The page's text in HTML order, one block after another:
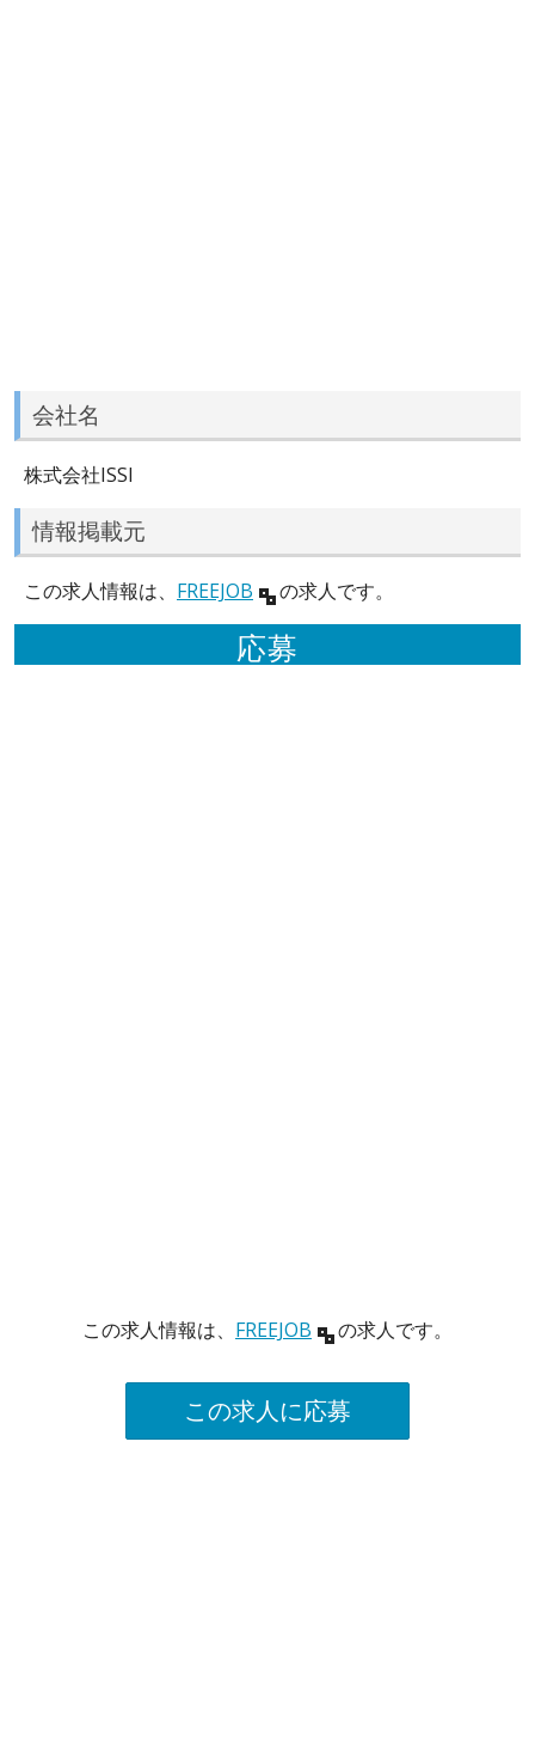
会社名
株式会社ISSI
情報掲載元
この求人情報は、 FREEJOB の求人です。
応募
この求人情報は、 FREEJOB の求人です。
この求人に応募